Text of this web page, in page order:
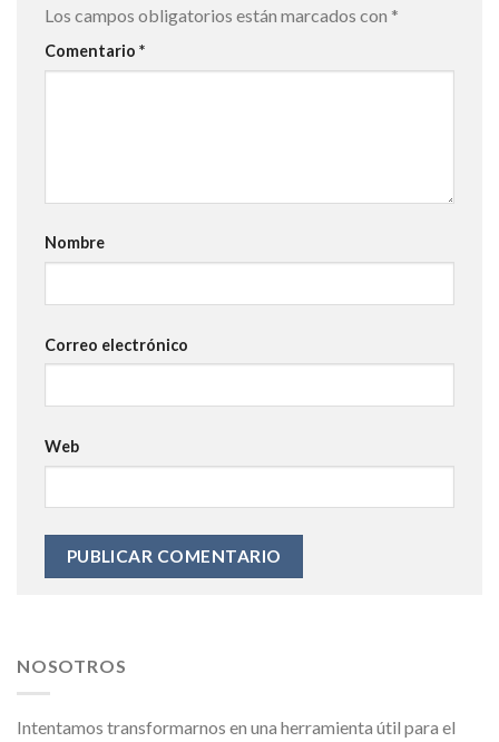
Los campos obligatorios están marcados con *
Comentario *
Nombre
Correo electrónico
Web
NOSOTROS
Intentamos transformarnos en una herramienta útil para el